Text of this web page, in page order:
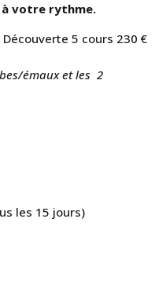
à votre rythme.
5 cours 230 €
émaux et les 2
les 15 jours)